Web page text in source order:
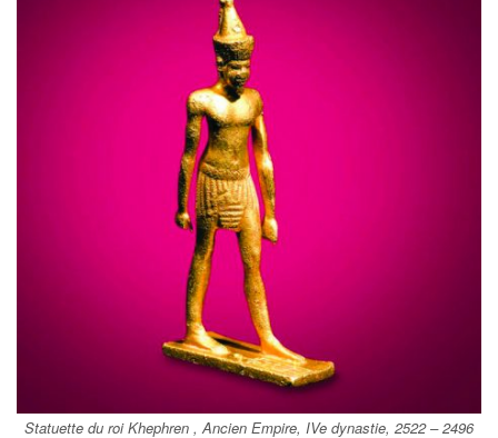
Statuette du roi Khephren , Ancien Empire, IVe dynastie, 2522 – 2496